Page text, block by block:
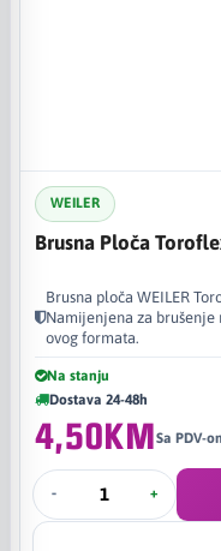
WEILER
Brusna Ploča
Brusna ploča WEILER
Namijenjena za brušenje
ovog formata.
Na stanju
Dostava 24-48h
4,50KMSa PDV-
- +